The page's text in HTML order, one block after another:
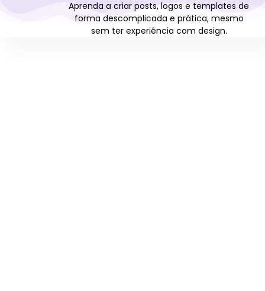
Aprenda a criar posts, logos e templates de
forma descomplicada e prática, mesmo
sem ter experiência com design.